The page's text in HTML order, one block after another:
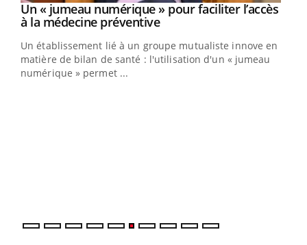
Youtube
Un « jumeau numérique » pour faciliter l’accès
à la médecine préventiveYoutube
Un établissement lié à un groupe mutualiste innove en
matière de bilan de santé : l'utilisation d'un « jumeau
numérique » permet ...